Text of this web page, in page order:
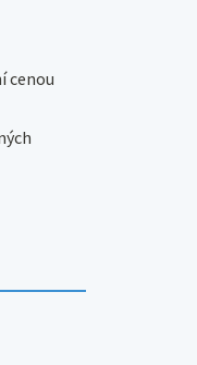
cenou